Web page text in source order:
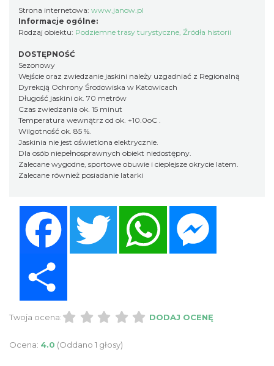
Strona internetowa: www.janow.pl
Informacje ogólne:
Rodzaj obiektu: Podziemne trasy turystyczne, Źródła historii
DOSTĘPNOŚĆ
Sezonowy
Wejście oraz zwiedzanie jaskini należy uzgadniać z Regionalną
Dyrekcją Ochrony Środowiska w Katowicach
Długość jaskini ok. 70 metrów
Czas zwiedzania ok. 15 minut
Temperatura wewnątrz od ok. +10.0oC .
Wilgotność ok. 85 %.
Jaskinia nie jest oświetlona elektrycznie.
Dla osób niepełnosprawnych obiekt niedostępny.
Zalecane wygodne, sportowe obuwie i cieplejsze okrycie latem.
Zalecane również posiadanie latarki
Twitter WhatsApp
Twoja ocena: DODAJ OCENĘ
Ocena: 4.0 (Oddano 1 głosy)